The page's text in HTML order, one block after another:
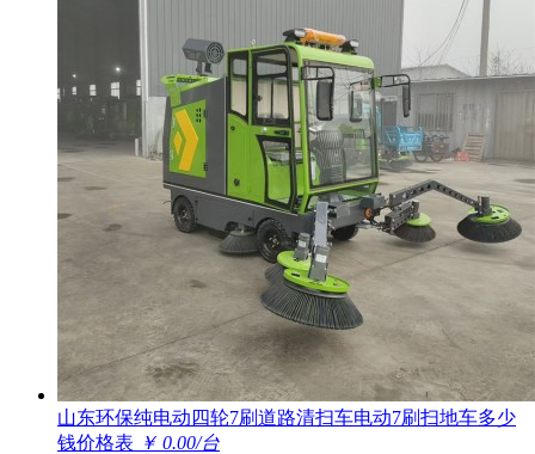
山东环保纯电动四轮7刷道路清扫车电动7刷扫地车多少
钱价格表 ￥ 0.00/台